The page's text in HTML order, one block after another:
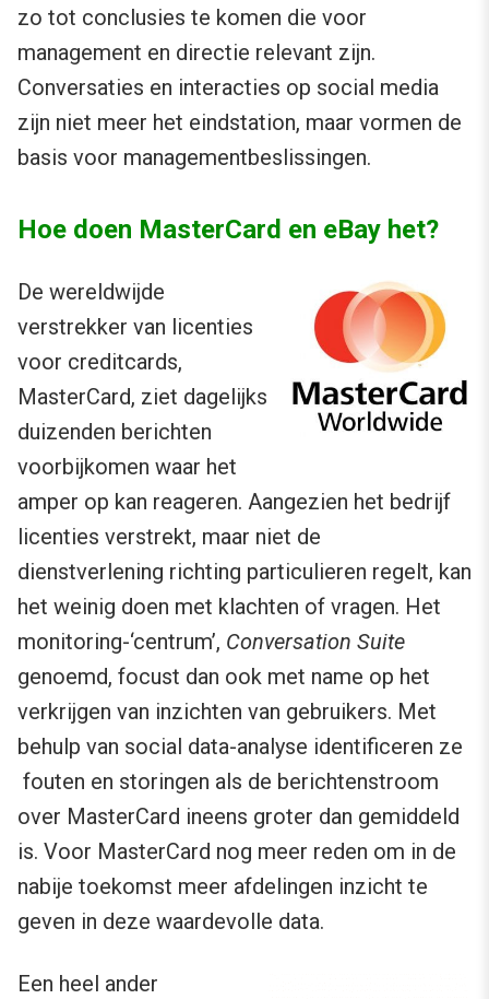
zo tot conclusies te komen die voor
management en directie relevant zijn.
Conversaties en interacties op social media
zijn niet meer het eindstation, maar vormen de
basis voor managementbeslissingen.
Hoe doen MasterCard en eBay het?
De wereldwijde
verstrekker van licenties
voor creditcards,
MasterCard, ziet dagelijks
duizenden berichten
voorbijkomen waar het
amper op kan reageren. Aangezien het bedrijf
licenties verstrekt, maar niet de
dienstverlening richting particulieren regelt, kan
het weinig doen met klachten of vragen. Het
monitoring-‘centrum’, Conversation Suite
genoemd, focust dan ook met name op het
verkrijgen van inzichten van gebruikers. Met
behulp van social data-analyse identificeren ze
fouten en storingen als de berichtenstroom
over MasterCard ineens groter dan gemiddeld
is. Voor MasterCard nog meer reden om in de
nabije toekomst meer afdelingen inzicht te
geven in deze waardevolle data.
Een heel ander